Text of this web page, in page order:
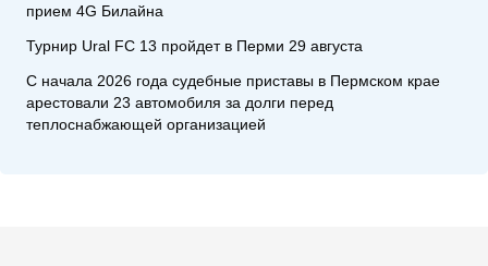
прием 4G Билайна
Турнир Ural FC 13 пройдет в Перми 29 августа
С начала 2026 года судебные приставы в Пермском крае
арестовали 23 автомобиля за долги перед
теплоснабжающей организацией